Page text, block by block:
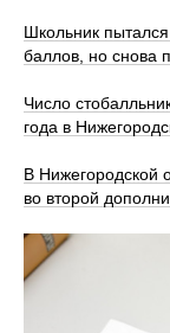
Школьник
баллов, но снова
Число
года в
В Нижегородской
во второй